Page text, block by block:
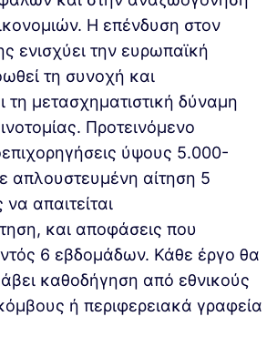
Η επένδυση στον
ενισχύει την ευρωπαϊκή
τη συνοχή και
τη μετασχηματιστική δύναμη
Προτεινόμενο
ύψους 5.000-
απλουστευμένη αίτηση 5
απαιτείται
και αποφάσεις που
6 εβδομάδων. Κάθε έργο θα
καθοδήγηση από εθνικούς
ή περιφερειακά γραφεία